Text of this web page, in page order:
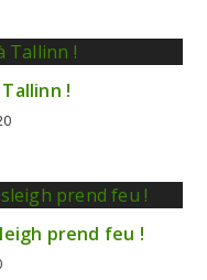
!
prend feu !